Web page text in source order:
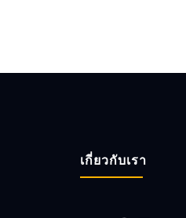
เกี่ยวกับเรา